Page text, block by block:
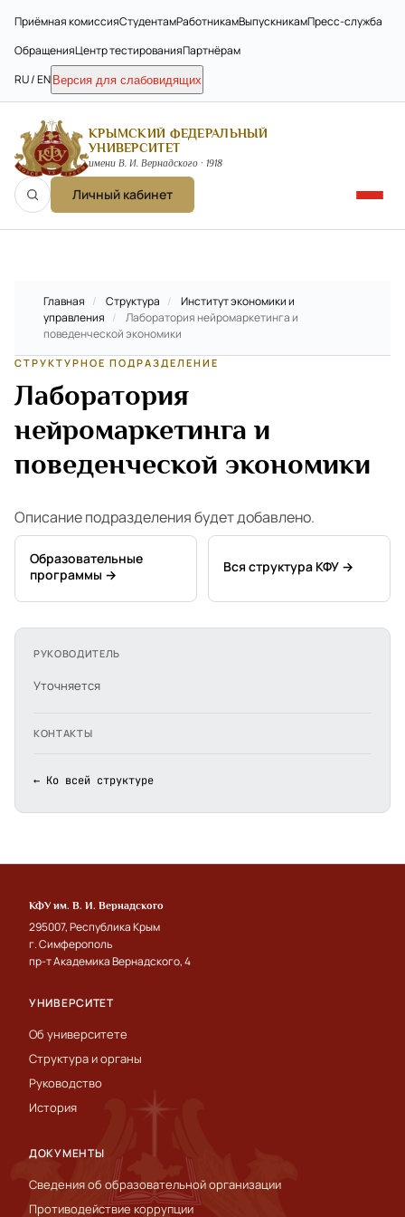
Приёмная комиссияСтудентамРаботникамВыпускникамПресс-служба
ОбращенияЦентр тестированияПартнёрам
RU / EN Версия для слабовидящих
КРЫМСКИЙ ФЕДЕРАЛЬНЫЙ
УНИВЕРСИТЕТ
имени В. И. Вернадского · 1918
Личный кабинет
Главная / Структура /
Институт экономики и
управления /
Лаборатория нейромаркетинга и
поведенческой экономики
СТРУКТУРНОЕ ПОДРАЗДЕЛЕНИЕ
Лаборатория
нейромаркетинга и
поведенческой экономики
Описание подразделения будет добавлено.
Образовательные
программы →
Вся структура КФУ →
РУКОВОДИТЕЛЬ
Уточняется
КОНТАКТЫ
← Ко всей структуре
КФУ им. В. И. Вернадского
295007, Республика Крым
г. Симферополь
пр-т Академика Вернадского, 4
УНИВЕРСИТЕТ
Об университете
Структура и органы
Руководство
История
ДОКУМЕНТЫ
Сведения об образовательной организации
Противодействие коррупции